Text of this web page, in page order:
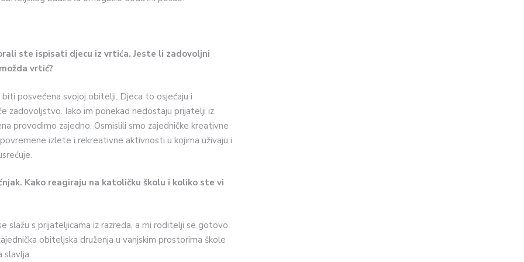
ste ispisati djecu iz vrtića. Jeste li zadovoljni
vrtić?
posvećena svojoj obitelji. Djeca to osjećaju i
zadovoljstvo. Iako im ponekad nedostaju prijatelji iz
provodimo zajedno. Osmislili smo zajedničke kreativne
izlete i rekreativne aktivnosti u kojima uživaju i
Kako reagiraju na katoličku školu i koliko ste vi
slažu s prijateljicama iz razreda, a mi roditelji se gotovo
obiteljska druženja u vanjskim prostorima škole
slavlja.